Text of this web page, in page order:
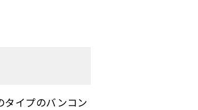
タイプのバンコン